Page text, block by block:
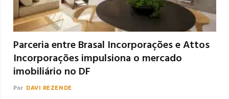
Parceria entre Brasal Incorporações e Attos
Incorporações impulsiona o mercado
imobiliário no DF
Por DAVI REZENDE